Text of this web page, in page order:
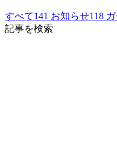
すべて141 お知らせ118
記事を検索